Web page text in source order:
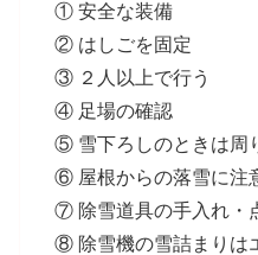
① 安全な装備
② はしごを固定
③ ２人以上で行う
④ 足場の確認
⑤ 雪下ろしのときは周
⑥ 屋根からの落雪に注
⑦ 除雪道具の手入れ・
⑧ 除雪機の雪詰まりは